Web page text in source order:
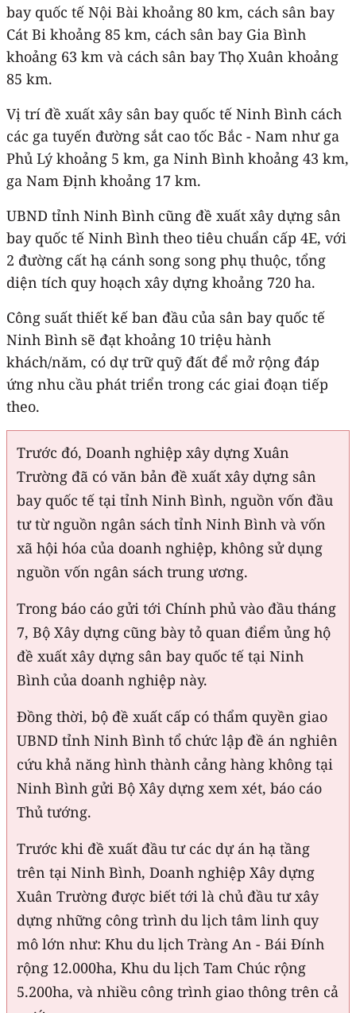
bay quốc tế Nội Bài khoảng 80 km, cách sân bay
Cát Bi khoảng 85 km, cách sân bay Gia Bình
khoảng 63 km và cách sân bay Thọ Xuân khoảng
85 km.
Vị trí đề xuất xây sân bay quốc tế Ninh Bình cách
các ga tuyến đường sắt cao tốc Bắc - Nam như ga
Phủ Lý khoảng 5 km, ga Ninh Bình khoảng 43 km,
ga Nam Định khoảng 17 km.
UBND tỉnh Ninh Bình cũng đề xuất xây dựng sân
bay quốc tế Ninh Bình theo tiêu chuẩn cấp 4E, với
2 đường cất hạ cánh song song phụ thuộc, tổng
diện tích quy hoạch xây dựng khoảng 720 ha.
Công suất thiết kế ban đầu của sân bay quốc tế
Ninh Bình sẽ đạt khoảng 10 triệu hành
khách/năm, có dự trữ quỹ đất để mở rộng đáp
ứng nhu cầu phát triển trong các giai đoạn tiếp
theo.
Trước đó, Doanh nghiệp xây dựng Xuân
Trường đã có văn bản đề xuất xây dựng sân
bay quốc tế tại tỉnh Ninh Bình, nguồn vốn đầu
tư từ nguồn ngân sách tỉnh Ninh Bình và vốn
xã hội hóa của doanh nghiệp, không sử dụng
nguồn vốn ngân sách trung ương.
Trong báo cáo gửi tới Chính phủ vào đầu tháng
7, Bộ Xây dựng cũng bày tỏ quan điểm ủng hộ
đề xuất xây dựng sân bay quốc tế tại Ninh
Bình của doanh nghiệp này.
Đồng thời, bộ đề xuất cấp có thẩm quyền giao
UBND tỉnh Ninh Bình tổ chức lập đề án nghiên
cứu khả năng hình thành cảng hàng không tại
Ninh Bình gửi Bộ Xây dựng xem xét, báo cáo
Thủ tướng.
Trước khi đề xuất đầu tư các dự án hạ tầng
trên tại Ninh Bình, Doanh nghiệp Xây dựng
Xuân Trường được biết tới là chủ đầu tư xây
dựng những công trình du lịch tâm linh quy
mô lớn như: Khu du lịch Tràng An - Bái Đính
rộng 12.000ha, Khu du lịch Tam Chúc rộng
5.200ha, và nhiều công trình giao thông trên cả